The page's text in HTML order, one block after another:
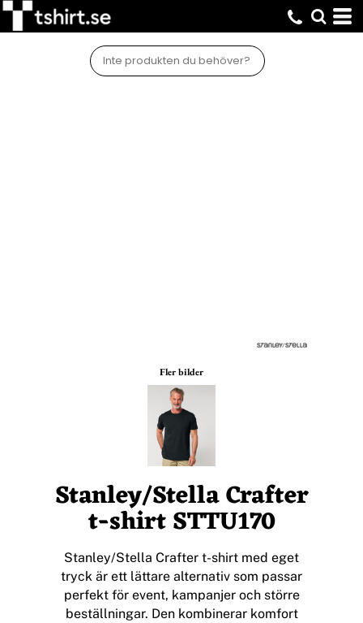
Fler bilder
Stanley/Stella Crafter
t-shirt STTU170
Stanley/Stella Crafter t-shirt med eget
tryck är ett lättare alternativ som passar
perfekt för event, kampanjer och större
beställningar. Den kombinerar komfort